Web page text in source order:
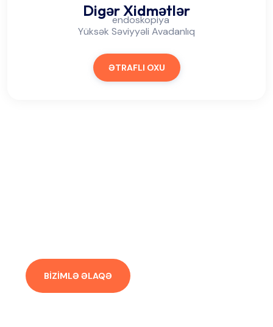
Digər Xidmətlər
Yüksək Səviyyəli Avadanlıq
ƏTRAFLI OXU
BİZİMLƏ ƏLAQƏ